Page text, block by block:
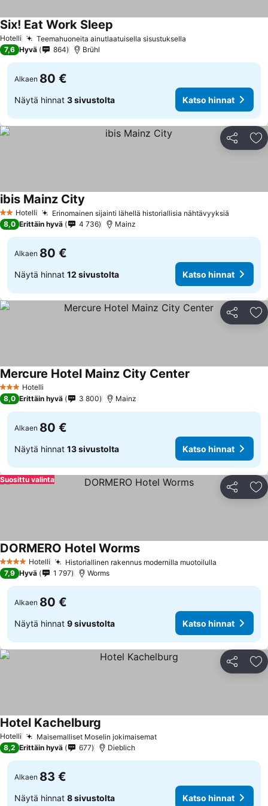
Hotelli Teemahuoneita ainutlaatuisella sisustuksella
Six! Eat Work Sleep
7,6 Hyvä 864 Brühl
Alkaen 80 €
Näytä hinnat 3 sivustolta Katso hinnat
Jaa
2 Tähtiluokitus
Hotelli Erinomainen sijainti lähellä historiallisia nähtävyyksiä
ibis Mainz City
8,0 Erittäin hyvä 4 736 Mainz
Alkaen 80 €
Näytä hinnat 12 sivustolta Katso hinnat
Jaa
3 Tähtiluokitus
Hotelli
Mercure Hotel Mainz City Center
8,0 Erittäin hyvä 3 800 Mainz
Alkaen 80 €
Näytä hinnat 13 sivustolta Katso hinnat
Jaa
Suosittu valinta
4 Tähtiluokitus
Hotelli Historiallinen rakennus modernilla muotoilulla
DORMERO Hotel WormsKatso hinnat
7,9 Hyvä 1 797 Worms
Alkaen 80 €
Näytä hinnat 9 sivustolta Katso hinnat
Jaa
Hotelli Maisemalliset Moselin jokimaisematKatso hinnat
Hotel Kachelburg
8,2 Erittäin hyvä 677 Dieblich
Alkaen 83 €
Näytä hinnat 8 sivustolta Katso hinnat